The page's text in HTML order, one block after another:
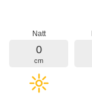
Natt
0
cm